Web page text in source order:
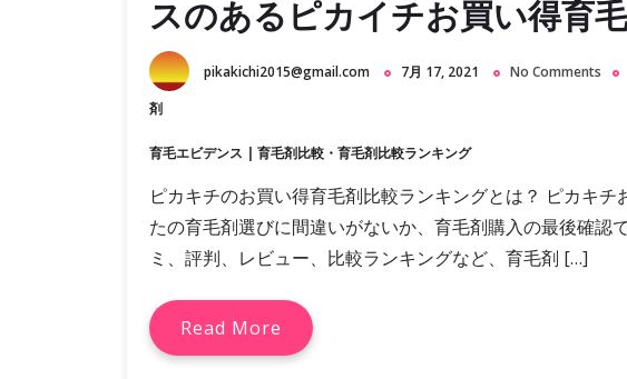
スのあるピカイチお買い得育
pikakichi2015@gmail.com 7月 17, 2021 No Comments
剤
育毛エビデンス | 育毛剤比較・育毛剤比較ランキング
ピカキチのお買い得育毛剤比較ランキングとは？ ピカキ
たの育毛剤選びに間違いがないか、育毛剤購入の最後確認
ミ、評判、レビュー、比較ランキングなど、育毛剤 […]
Read More